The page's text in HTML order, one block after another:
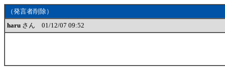
（発言者削除）
haru さん 01/12/07 09:52